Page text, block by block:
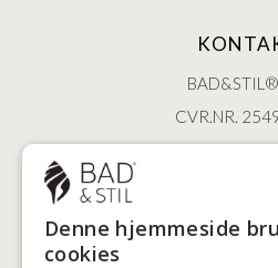
CVR.NR.
2100 KØBENHAVN
+45 3920
Denne hjemmeside
cookies